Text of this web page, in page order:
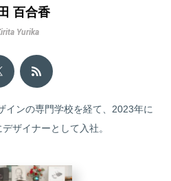
百合香
Yurika
インの専門学校を経て、2023年に
ザイナーとして入社。